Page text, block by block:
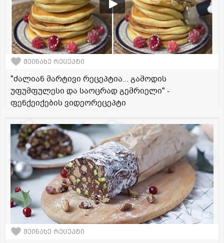
შეინახე რეცეპტი
"ძალიან მარტივი რეცეპტია... გამოდის
უფუმფულესი და საოცრად გემრიელი" -
ფენქეიქების ვიდეორეცეპტი
შეინახე რეცეპტი